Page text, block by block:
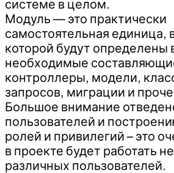
системе в целом.
Модуль — это практически
самостоятельная единица,
которой будут определены
необходимые
контроллеры, модели,
запросов, миграции и
Большое внимание
пользователей и
ролей и привилегий – это
в проекте будет работать
различных пользователей.